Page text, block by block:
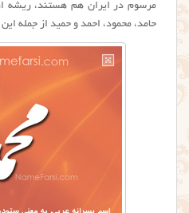
مرسوم در ایران هم هستند، ریشه
حامد، محمود، احمد و حمید از جمله